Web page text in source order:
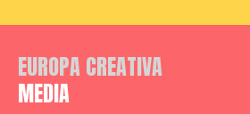
EUROPA CREATIVA
MEDIA